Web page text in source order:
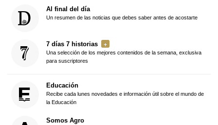
Al final del día
Un resumen de las noticias que debes saber antes de acostarte
7 días 7 historias
Una selección de los mejores contenidos de la semana, exclusiva
para suscriptores
Educación
Recibe cada lunes novedades e información útil sobre el mundo de
la Educación
Somos Agro